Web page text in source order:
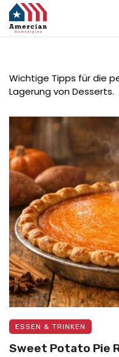
Wichtige Tipps für die
Lagerung von Desserts.
ESSEN & TRINKEN
Sweet Potato Pie